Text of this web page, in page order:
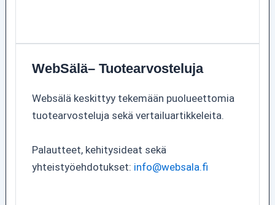
WebSälä– Tuotearvosteluja
Websälä keskittyy tekemään puolueettomia
tuotearvosteluja sekä vertailuartikkeleita.
Palautteet, kehitysideat sekä
yhteistyöehdotukset: info@websala.fi